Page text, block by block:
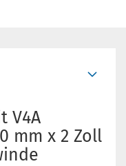
V4A
mm x 2 Zoll